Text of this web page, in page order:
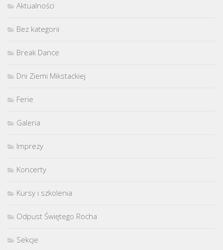
Aktualności
Bez kategorii
Break Dance
Dni Ziemi Mikstackiej
Ferie
Galeria
Imprezy
Koncerty
Kursy i szkolenia
Odpust Świętego Rocha
Sekcje